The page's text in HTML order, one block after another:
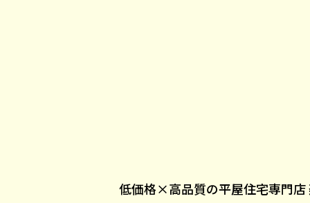
低価格×高品質の平屋住宅専門店